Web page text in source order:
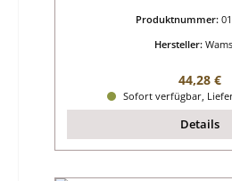
Produktnummer:
Hersteller:
44,28 €
Sofort verfügbar,
Details